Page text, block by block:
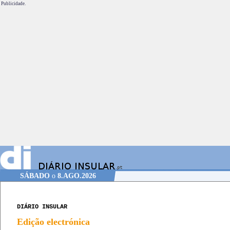
Publicidade.
SÁBADOo 8.AGO.2026
DIÁRIO INSULAR
Edição electrónica